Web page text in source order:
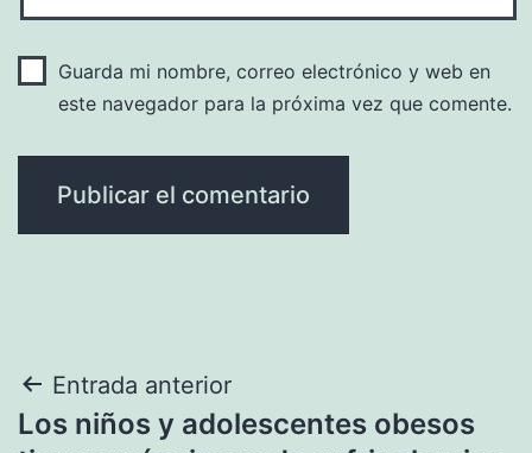
Guarda mi nombre, correo electrónico y web en
este navegador para la próxima vez que comente.
Navegación
Entrada anterior
Los niños y adolescentes obesos